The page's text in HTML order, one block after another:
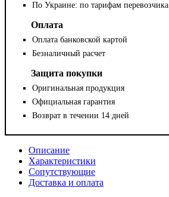
По Украине: по тарифам перевозчика
Оплата
Оплата банковской картой
Безналичный расчет
Защита покупки
Оригинальная продукция
Официальная гарантия
Возврат в течении 14 дней
Описание
Характеристики
Сопутствующие
Доставка и оплата